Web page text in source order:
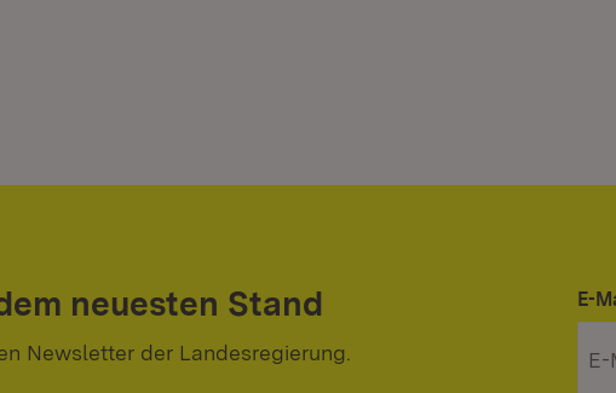
neuesten Stand
Newsletter der Landesregierung.
E-